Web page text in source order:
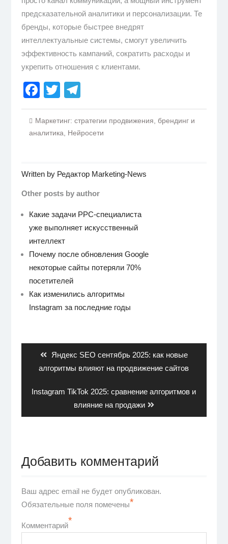
предсказательной аналитики и персонализации. Те
бренды, которые быстрее внедрят
интеллектуальные системы, смогут увеличить
эффективность кампаний, сократить расходы и
укрепить отношения с клиентами.
Facebook
Twitter
Маркетинг: стратегии продвижения, брендинг и
аналитика
Нейросети
Written by Редактор Marketing-News
Other posts by author
Какие задачи PPC-специалиста
уже выполняет искусственный
интеллект
Почему после обновления Google
некоторые сайты потеряли 70%
посетителей
Как изменились алгоритмы
Instagram за последние годы
записямPrevious
post:
Яндекс SEO сентябрь 2025: как новые
алгоритмы влияют на продвижение сайтов
Next
Instagram TikTok 2025: сравнение алгоритмов и
влияние на продажи
Добавить комментарий
Ваш адрес email не будет опубликован.
Обязательные поля помечены*
Комментарий*